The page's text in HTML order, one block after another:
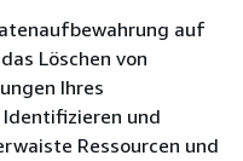
auf
Löschen von
Ihres
und
Ressourcen und